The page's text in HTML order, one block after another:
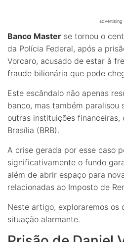
advertising
Banco Master se tornou o
da Polícia Federal, após a
Vorcaro, acusado de estar à
fraude bilionária que pode
Este escândalo não apenas
banco, mas também paralisou
outras instituições financeiras,
Brasília (BRB).
A crise gerada por esse caso
significativamente o fundo
além de abrir espaço para
relacionadas ao Imposto de
Neste artigo, exploraremos os
situação alarmante.